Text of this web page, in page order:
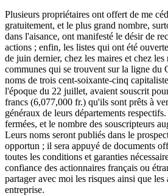
Plusieurs propriétaires ont offert de me
gratuitement, et le plus grand nombre,
dans l'aisance, ont manifesté le désir de
actions ; enfin, les listes qui ont été
de juin dernier, chez les maires et chez
communes qui se trouvent sur la ligne du
noms de trois cent-soixante-cinq
l'époque du 22 juillet, avaient souscrit
francs (6,077,000 fr.) qu'ils sont prêts à
généraux de leurs départements
fermées, et le nombre des souscripteurs
Leurs noms seront publiés dans le
opportun ; il sera appuyé de documents
toutes les conditions et garanties
confiance des actionnaires français ou
partager avec moi les risques ainsi que les
entreprise.